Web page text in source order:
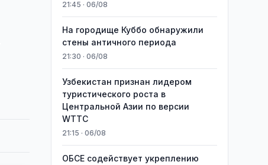
21:45 · 06/08
На городище Куббо обнаружили
стены античного периода
21:30 · 06/08
Узбекистан признан лидером
туристического роста в
Центральной Азии по версии
WTTC
21:15 · 06/08
ОБСЕ содействует укреплению